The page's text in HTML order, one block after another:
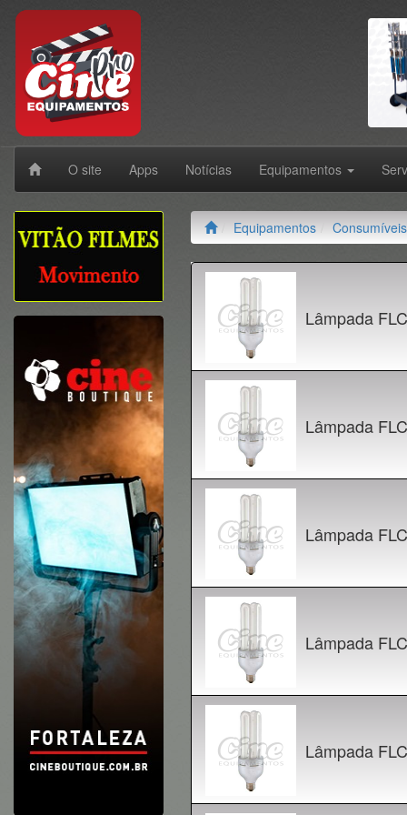
O site Apps Notícias Equipamentos
Equipamentos Consumíveis
Lâmpada
Lâmpada
Lâmpada
Lâmpada
Lâmpada